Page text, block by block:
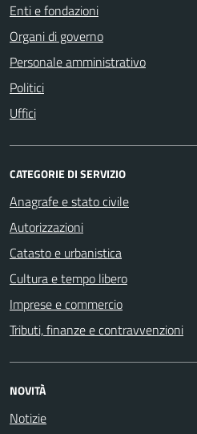
Enti e fondazioni
Organi di governo
Personale amministrativo
Politici
Uffici
CATEGORIE DI SERVIZIO
Anagrafe e stato civile
Autorizzazioni
Catasto e urbanistica
Cultura e tempo libero
Imprese e commercio
Tributi, finanze e contravvenzioni
NOVITÀ
Notizie